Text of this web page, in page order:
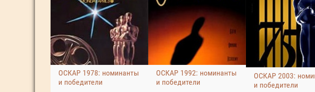
ОСКАР 1978: номинанты
и победители
ОСКАР 1992: номинанты
и победители
ОСКАР 2003:
и победители